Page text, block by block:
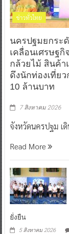
ข่าวทั่วไทย
นครปฐมยกระ
เคลื่อนเศรษฐ
กล้วยไม้ สินค้า
ดึงนักท่องเที่ยว
10 ล้านบาท
7 สิงหาคม 2026
จังหวัดนครปฐม เ
Read More
ยั่งยืน
5 สิงหาคม 2026